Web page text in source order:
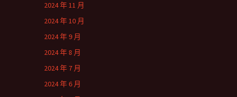
2024 年 11 月
2024 年 10 月
2024 年 9 月
2024 年 8 月
2024 年 7 月
2024 年 6 月